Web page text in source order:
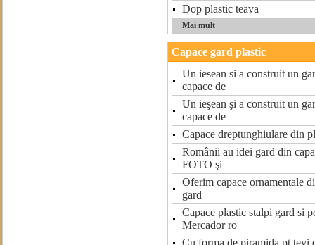
Dop plastic teava
Mai mult
Capace gard plastic
Un iesean si a construit un
capace de
Un ieşean şi a construit un
capace de
Capace dreptunghiulare din
Românii au idei gard din
FOTO şi
Oferim capace ornamentale
gard
Capace plastic stalpi gard si
Mercador ro
Cu forma de piramida pt tevi